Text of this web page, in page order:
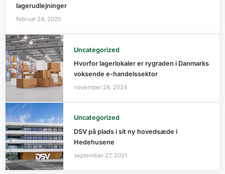
lagerudlejninger
februar 24, 2025
Uncategorized
Hvorfor lagerlokaler er rygraden i Danmarks
voksende e-handelssektor
november 28, 2024
Uncategorized
DSV på plads i sit ny hovedsæde i
Hedehusene
september 27, 2021